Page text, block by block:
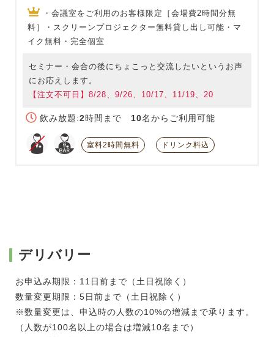
・会議室をご利用のお客様限定［会場費2時間分無
料］・スクリーンプロジェクター無料貸し出し可能・マ
イク無料・完全個室
セミナー・会合の後にちょこっと交流したいというお声
にお応えします。
【注文不可日】8/28、9/26、10/17、11/19、20
飲み放題:2時間まで 10名からご利用可能
室料2時間無料 ドリンク料込
デリバリー
お申込み期限：11日前まで（土日祝除く）
数量変更期限：5日前まで（土日祝除く）
※数量変更は、申込時の人数の10%の増減まで承ります。
（人数が100名以上の場合は増減10名まで）